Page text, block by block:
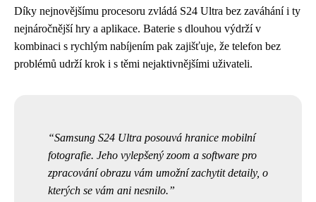
Díky nejnovějšímu procesoru zvládá S24 Ultra bez zaváhání i ty
nejnáročnější hry a aplikace. Baterie s dlouhou výdrží v
kombinaci s rychlým nabíjením pak zajišťuje, že telefon bez
problémů udrží krok i s těmi nejaktivnějšími uživateli.
Samsung S24 Ultra posouvá hranice mobilní
fotografie. Jeho vylepšený zoom a software pro
zpracování obrazu vám umožní zachytit detaily, o
kterých se vám ani nesnilo.